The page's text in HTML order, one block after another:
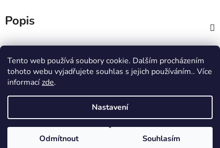
Tento web používá soubory cookie. Dalším procházením
tohoto webu vyjadřujete souhlas s jejich používáním.. Více
informacízde.
Nastavení
Odmítnout Souhlasím
Popis
Diskuze
MTWorkout Fitness prcek
Centrum environmentální výchovy Stolístek
Vytvořil Shoptet